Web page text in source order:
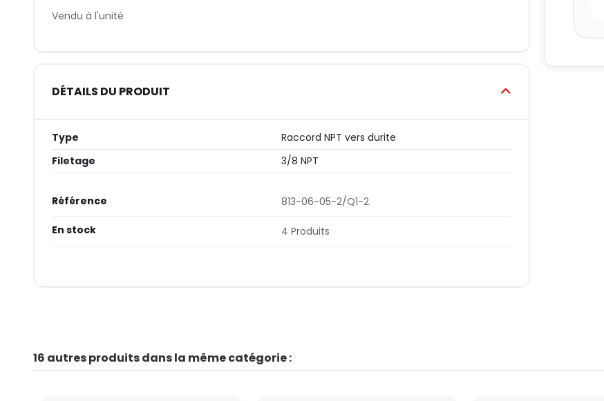
Vendu à l'unité
DÉTAILS DU PRODUIT
Type
Raccord NPT vers durite
Filetage
3/8 NPT
Référence 813-06-05-2/Q1-2
En stock 4 Produits
16 autres produits dans la même catégorie :